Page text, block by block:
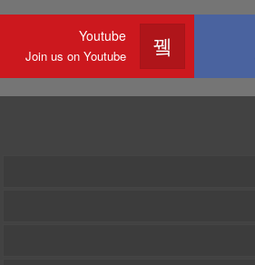
Youtube
Join us on Youtube